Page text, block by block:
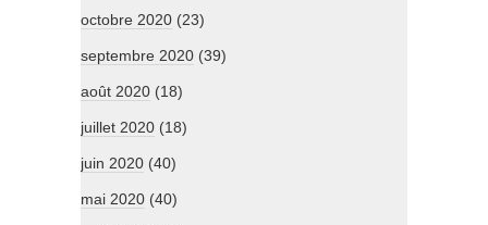
octobre 2020 (23)
septembre 2020 (39)
août 2020 (18)
juillet 2020 (18)
juin 2020 (40)
mai 2020 (40)